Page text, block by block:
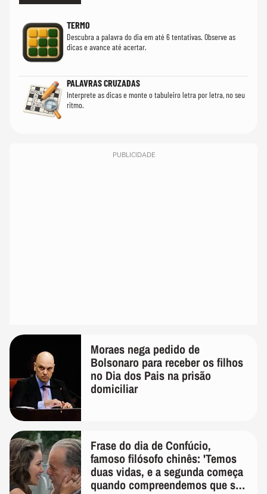
TERMO
Descubra a palavra do dia em até 6 tentativas. Observe as
dicas e avance até acertar.
PALAVRAS CRUZADAS
Interprete as dicas e monte o tabuleiro letra por letra, no seu
ritmo.
PUBLICIDADE
Moraes nega pedido de
Bolsonaro para receber os filhos
no Dia dos Pais na prisão
domiciliar
Frase do dia de Confúcio,
famoso filósofo chinês: 'Temos
duas vidas, e a segunda começa
quando compreendemos que só